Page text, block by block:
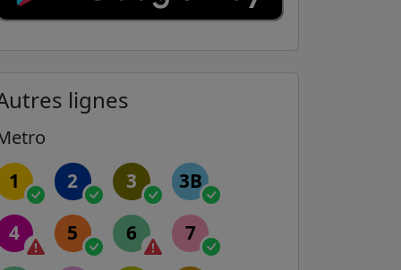
lignes
1 2 3 3B
4 5 6 7